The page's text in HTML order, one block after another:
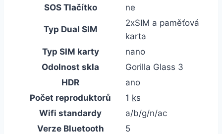
SOS Tlačítko
ne
Typ Dual SIM
2xSIM a paměťová
karta
Typ SIM karty
nano
Odolnost skla
Gorilla Glass 3
HDR
ano
Počet reproduktorů
1 ks
Wifi standardy
a/b/g/n/ac
Verze Bluetooth
5